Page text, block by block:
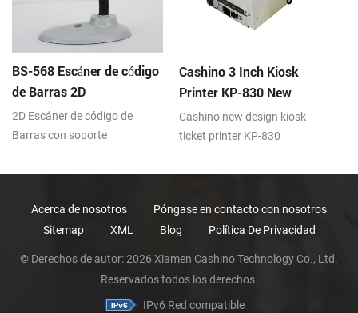
BS-568 Escáner de código
de Barras 2D
2D Escáner de código de
Barras con soporte
Cashino 3 Inch Kiosk
Printer KP-830 New
Design Thermal Ticket
Printer for Self-Service
Cashino new design kiosk
ticket printer KP-830
Acerca de nosotros
Póngase en contacto con nosotros
Sitemap
XML Blog Política De Privacidad
© Derechos de autor: 2026 Xiamen Cashino Technology Co., Ltd.
Reservados todos los derechos.
IPv6 Red compatible